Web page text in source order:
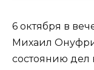
6 октября в
Михаил
состоянию дел